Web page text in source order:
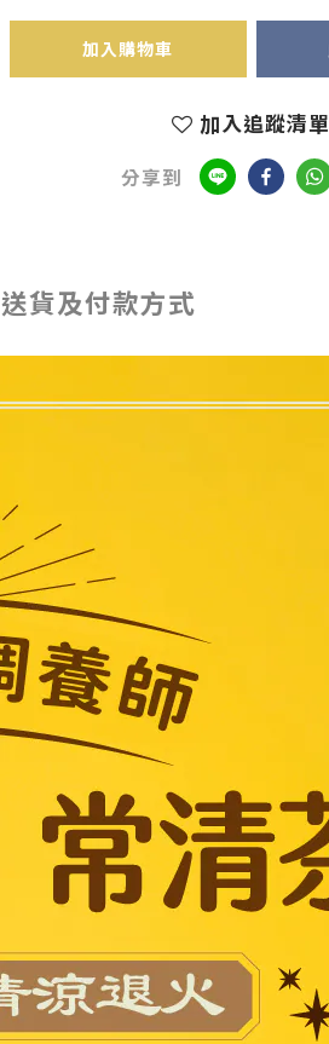
加入購物車
加入追蹤清單
分享到
送貨及付款方式